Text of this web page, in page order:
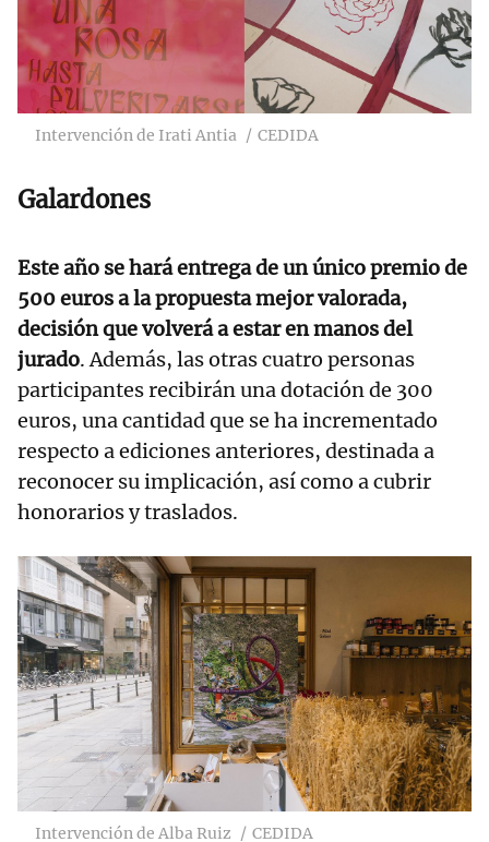
Intervención de Irati Antia CEDIDA
Galardones
Este año se hará entrega de un único premio de
500 euros a la propuesta mejor valorada,
decisión que volverá a estar en manos del
jurado. Además, las otras cuatro personas
participantes recibirán una dotación de 300
euros, una cantidad que se ha incrementado
respecto a ediciones anteriores, destinada a
reconocer su implicación, así como a cubrir
honorarios y traslados.
Intervención de Alba Ruiz CEDIDA